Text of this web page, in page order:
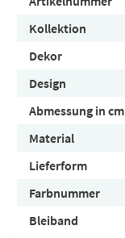
Kollektion
Dekor
Design
Abmessung in cm
Material
Lieferform
Farbnummer
Bleiband